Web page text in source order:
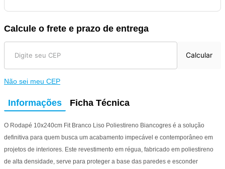
Calcule o frete e prazo de entrega
Calcular
Não sei meu CEP
Informações Ficha Técnica
O Rodapé 10x240cm Fit Branco Liso Poliestireno Biancogres é a solução
definitiva para quem busca um acabamento impecável e contemporâneo em
projetos de interiores. Este revestimento em régua, fabricado em poliestireno
de alta densidade, serve para proteger a base das paredes e esconder